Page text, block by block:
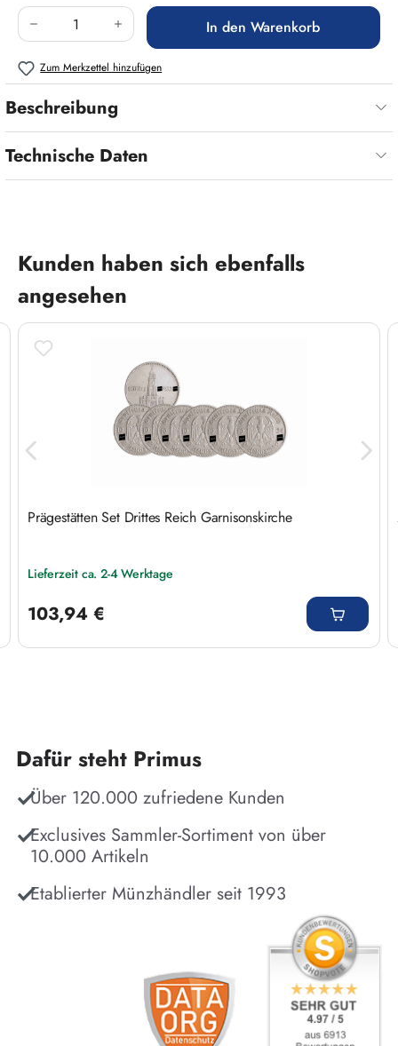
Produkt Anzahl: Gib den gewünschten Wert
In den Warenkorb
Zum Merkzettel hinzufügen
Beschreibung
Technische Daten
Produktgalerie überspringen
Kunden haben sich ebenfalls
angesehen
Prägestätten Set Drittes Reich Garnisonskirche
Lieferzeit ca. 2-4 Werktage
103,94 €
Dafür steht Primus
Über 120.000 zufriedene Kunden
Exclusives Sammler-Sortiment von über
10.000 Artikeln
Etablierter Münzhändler seit 1993